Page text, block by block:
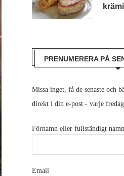
PRENUMERERA PÅ
Missa inget, få de senaste och
direkt i din e-post - varje
Förnamn eller fullständigt namn
Email